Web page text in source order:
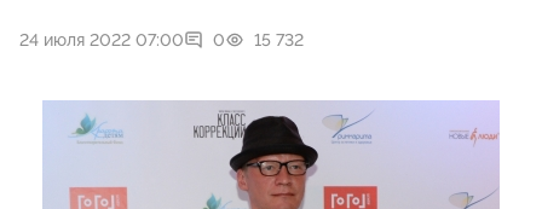
24 июля 2022 07:00 0 15 732